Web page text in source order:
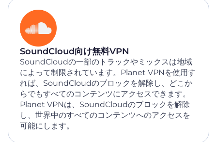
SoundCloud向け無料VPN
SoundCloudの一部のトラックやミックスは地域
によって制限されています。Planet VPNを使用す
れば、SoundCloudのブロックを解除し、どこか
らでもすべてのコンテンツにアクセスできます。
Planet VPNは、SoundCloudのブロックを解除
し、世界中のすべてのコンテンツへのアクセスを
可能にします。